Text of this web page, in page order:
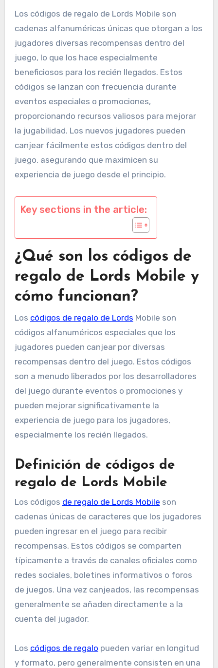
Los códigos de regalo de Lords Mobile son
cadenas alfanuméricas únicas que otorgan a los
jugadores diversas recompensas dentro del
juego, lo que los hace especialmente
beneficiosos para los recién llegados. Estos
códigos se lanzan con frecuencia durante
eventos especiales o promociones,
proporcionando recursos valiosos para mejorar
la jugabilidad. Los nuevos jugadores pueden
canjear fácilmente estos códigos dentro del
juego, asegurando que maximicen su
experiencia de juego desde el principio.
Key sections in the article:
¿Qué son los códigos de
regalo de Lords Mobile y
cómo funcionan?
Los códigos de regalo de Lords Mobile son
códigos alfanuméricos especiales que los
jugadores pueden canjear por diversas
recompensas dentro del juego. Estos códigos
son a menudo liberados por los desarrolladores
del juego durante eventos o promociones y
pueden mejorar significativamente la
experiencia de juego para los jugadores,
especialmente los recién llegados.
Definición de códigos de
regalo de Lords Mobile
Los códigos de regalo de Lords Mobile son
cadenas únicas de caracteres que los jugadores
pueden ingresar en el juego para recibir
recompensas. Estos códigos se comparten
típicamente a través de canales oficiales como
redes sociales, boletines informativos o foros
de juegos. Una vez canjeados, las recompensas
generalmente se añaden directamente a la
cuenta del jugador.
Los códigos de regalo pueden variar en longitud
y formato, pero generalmente consisten en una